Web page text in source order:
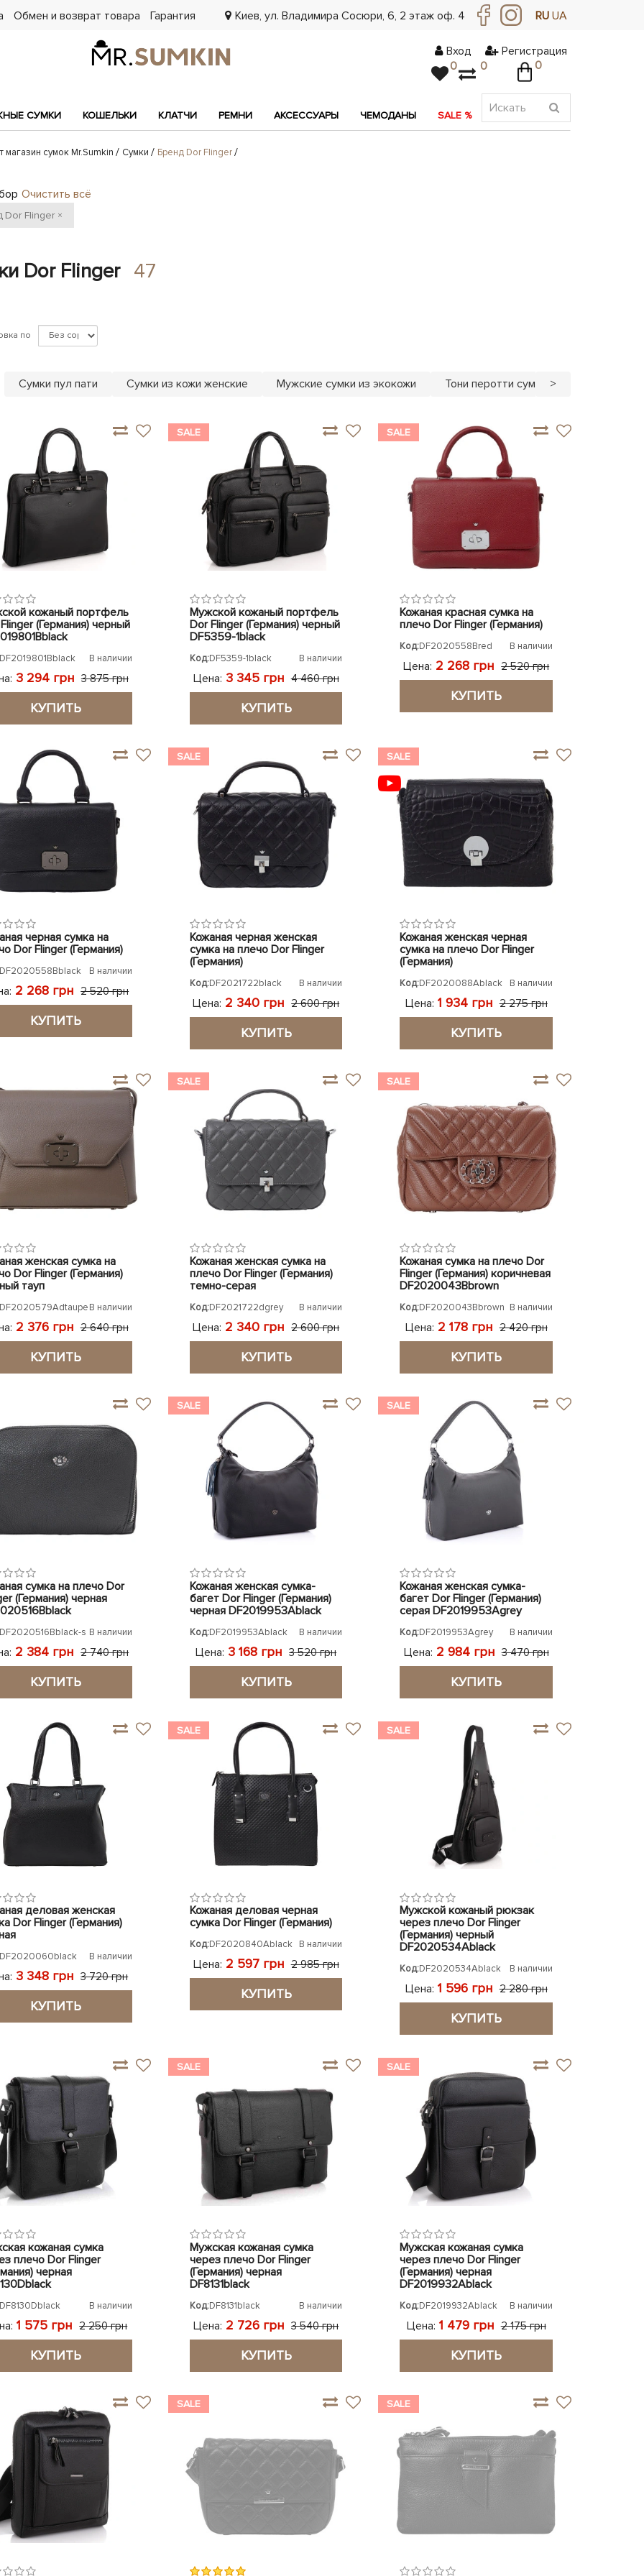
Обмен и возврат товара Гарантия RU UA
Киев, ул. Владимира Сосюри, ​​6, 2 этаж оф. 4
Вход
Регистрация
0
0 0
СУМКИ КОШЕЛЬКИ КЛАТЧИ РЕМНИ АКСЕССУАРЫ ЧЕМОДАНЫ SALE % АКЦИЯ
магазин сумок Mr.Sumkin Сумки Бренд Dor Flinger
Очистить всё
Dor Flinger ×
Dor Flinger 47
по
Сумки пул пати Сумки из кожи женские Мужские сумки из экокожи Тони перотти сумки >
кожаный портфель
(Германия) черный
В наличии
3 294 грн 3 875 грн
КУПИТЬ
SALE
Мужской кожаный портфель
Dor Flinger (Германия) черный
DF5359-1black
Код:DF5359-1black В наличии
Цена: 3 345 грн 4 460 грн
КУПИТЬ
SALE
Кожаная красная сумка на
плечо Dor Flinger (Германия)
Код:DF2020558Bred В наличии
Цена: 2 268 грн 2 520 грн
КУПИТЬ
черная сумка на
Dor Flinger (Германия)
В наличии
2 268 грн 2 520 грн
КУПИТЬ
SALE
Кожаная черная женская
сумка на плечо Dor Flinger
(Германия)
Код:DF2021722black В наличии
Цена: 2 340 грн 2 600 грн
КУПИТЬ
SALE
Кожаная женская черная
сумка на плечо Dor Flinger
(Германия)
Код:DF2020088Ablack В наличии
Цена: 1 934 грн 2 275 грн
КУПИТЬ
женская сумка на
Dor Flinger (Германия)
тауп
В наличии
2 376 грн 2 640 грн
КУПИТЬ
SALE
Кожаная женская сумка на
плечо Dor Flinger (Германия)
темно-серая
Код:DF2021722dgrey В наличии
Цена: 2 340 грн 2 600 грн
КУПИТЬ
SALE
Кожаная сумка на плечо Dor
Flinger (Германия) коричневая
DF2020043Bbrown
Код:DF2020043Bbrown В наличии
Цена: 2 178 грн 2 420 грн
КУПИТЬ
сумка на плечо Dor
(Германия) черная
s В наличии
2 384 грн 2 740 грн
КУПИТЬ
SALE
Кожаная женская сумка-
багет Dor Flinger (Германия)
черная DF2019953Ablack
Код:DF2019953Ablack В наличии
Цена: 3 168 грн 3 520 грн
КУПИТЬ
SALE
Кожаная женская сумка-
багет Dor Flinger (Германия)
серая DF2019953Agrey
Код:DF2019953Agrey В наличии
Цена: 2 984 грн 3 470 грн
КУПИТЬ
деловая женская
Dor Flinger (Германия)
В наличии
3 348 грн 3 720 грн
КУПИТЬ
SALE
Кожаная деловая черная
сумка Dor Flinger (Германия)
Код:DF2020840Ablack В наличии
Цена: 2 597 грн 2 985 грн
КУПИТЬ
SALE
Мужской кожаный рюкзак
через плечо Dor Flinger
(Германия) черный
DF2020534Ablack
Код:DF2020534Ablack В наличии
Цена: 1 596 грн 2 280 грн
КУПИТЬ
кожаная сумка
плечо Dor Flinger
черная
В наличии
1 575 грн 2 250 грн
КУПИТЬ
SALE
Мужская кожаная сумка
через плечо Dor Flinger
(Германия) черная
DF8131black
Код:DF8131black В наличии
Цена: 2 726 грн 3 540 грн
КУПИТЬ
SALE
Мужская кожаная сумка
через плечо Dor Flinger
(Германия) черная
DF2019932Ablack
Код:DF2019932Ablack В наличии
Цена: 1 479 грн 2 175 грн
КУПИТЬ
SALE SALE